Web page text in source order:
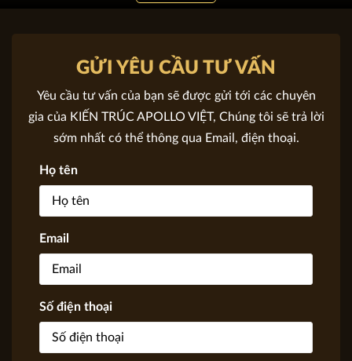
phương, hình vuông, hình chữ nhật, dạng thẳng, gấp
tầng đẹp tạo nên sự phá cách trong khối hình kiến trúc, sự
độc đáo trong cách thể hiện và tư duy không gian của chủ
GỬI YÊU CẦU TƯ VẤN
Yêu cầu tư vấn của bạn sẽ được gửi tới các chuyên
gia của KIẾN TRÚC APOLLO VIỆT, Chúng tôi sẽ trả lời
sớm nhất có thể thông qua Email, điện thoại.
Họ tên
Email
Số điện thoại